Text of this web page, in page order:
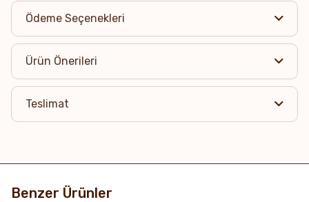
Ödeme Seçenekleri
Ürün Önerileri
Teslimat
Benzer Ürünler